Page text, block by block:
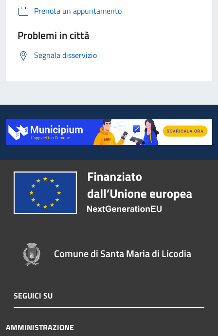
Prenota un appuntamento
Problemi in città
Segnala disservizio
Comune di Santa Maria di Licodia
SEGUICI SU
AMMINISTRAZIONE